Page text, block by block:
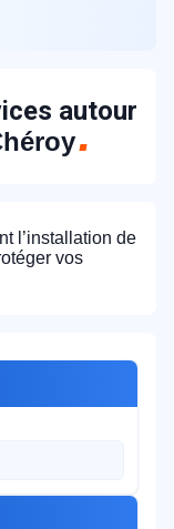
autour
l’installation de
vos